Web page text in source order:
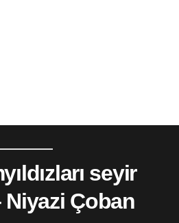
seyir
Niyazi Çoban